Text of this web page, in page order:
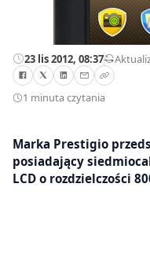
23 lis 2012, 08:37—
1 minuta czytania
Marka Prestigio
posiadający
LCD o rozdzielczości